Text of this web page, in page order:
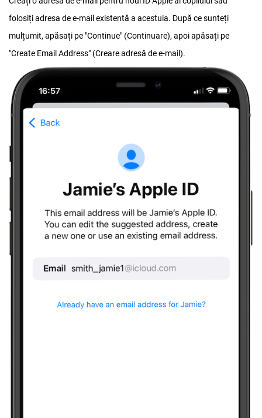
folosiți adresa de e-mail existentă a acestuia. După ce sunteți
mulțumit, apăsați pe "Continue" (Continuare), apoi apăsați pe
"Create Email Address" (Creare adresă de e-mail).